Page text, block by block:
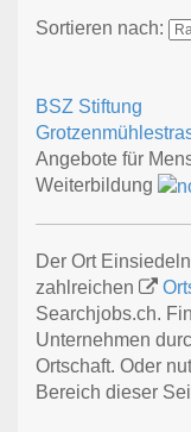
Sortieren nach:
BSZ Stiftung
Angebote für
Weiterbildung
Der Ort
zahlreichen
Searchjobs.ch.
Unternehmen
Ortschaft. Oder
Bereich dieser